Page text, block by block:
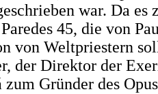
war. Da es
45, die von
von Weltpriestern
der Direktor der
Gründer des